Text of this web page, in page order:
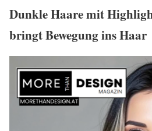
Dunkle Haare mit
bringt Bewegung ins Haar